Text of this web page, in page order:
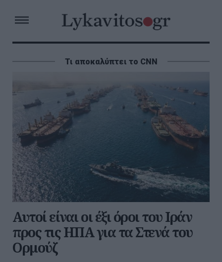
Τι αποκαλύπτει το CNN
Αυτοί είναι οι έξι όροι του Ιράν
προς τις ΗΠΑ για τα Στενά του
Ορμούζ